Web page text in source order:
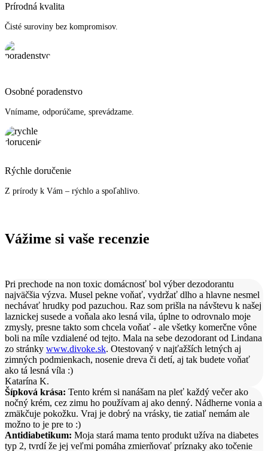
Prírodná kvalita
Čisté suroviny bez kompromisov.
Osobné poradenstvo
Vnímame, odporúčame, sprevádzame.
Rýchle doručenie
Z prírody k Vám – rýchlo a spoľahlivo.
Vážime si vaše recenzie
Pri prechode na non toxic domácnosť bol výber dezodorantu
najväčšia výzva. Musel pekne voňať, vydržať dlho a hlavne nesmel
nechávať hrudky pod pazuchou. Raz som prišla na návštevu k našej
laznickej susede a voňala ako lesná vila, úplne to odrovnalo moje
zmysly, presne takto som chcela voňať - ale všetky komerčne vône
boli na míle vzdialené od tejto. Mala na sebe dezodorant od Lindana
zo stránky www.divoke.sk. Otestovaný v najťažších letných aj
zimných podmienkach, nosenie dreva či detí, aj tak budete voňať
ako tá lesná víla :)
Katarína K.
Šípková krása: Tento krém si nanášam na pleť každý večer ako
nočný krém, cez zimu ho používam aj ako denný. Nádherne vonia a
zmäkčuje pokožku. Vraj je dobrý na vrásky, tie zatiaľ nemám ale
možno to je pre to :)
Antidiabetikum: Moja stará mama tento produkt užíva na diabetes
typ 2, tvrdí že jej veľmi pomáha zmierňovať príznaky ako točenie